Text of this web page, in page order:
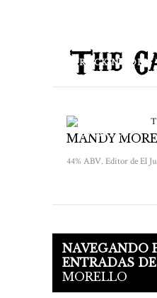
ROCK N ROLL
EVENTOS
MANDY
44% ABV. Editor de El
NAVEGANDO
ENTRADAS DE
MORELLO